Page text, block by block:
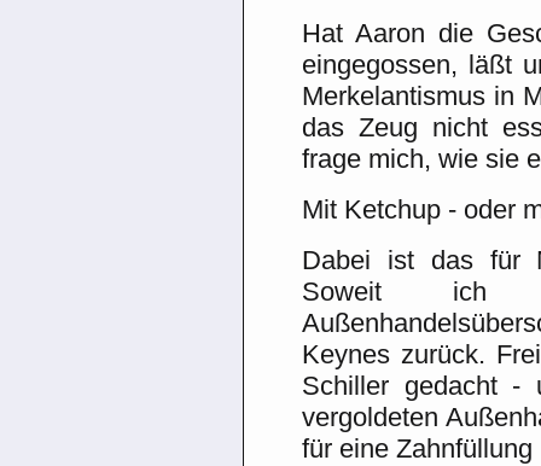
Hat Aaron die
eingegossen, läßt
Merkelantismus in
das Zeug nicht
frage mich, wie sie
Mit Ketchup - oder
Dabei ist das für
Soweit
Keynes zurück.
Schiller gedacht -
vergoldeten
für eine